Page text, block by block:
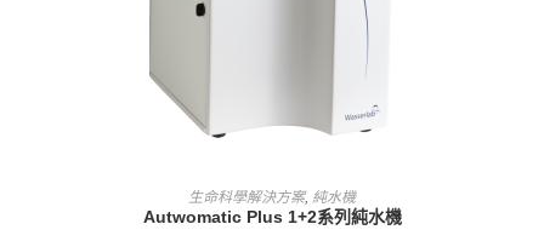
查看內容
生命科學解決方案, 純水機
Autwomatic Plus 1+2系列純水機